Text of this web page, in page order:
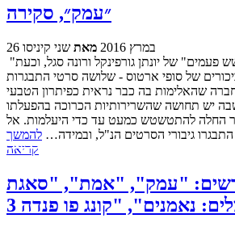
״עמק״, סקירה
26 במרץ 2016 מאת שני קיניסו
"הנוער" של תום שובל, "שש פעמים" של יונתן גורפינקל ורונה סגל, וכעת
של סופי ארטוס - שלושה סרטי התבגרות
שהאלימות בה כבר נראית כפיתרון הטבעי
שבה יש תחושה שהשרירותיות הכרוכה בהפעלתו
החלה להתטשטש כמעט עד כדי היעלמות. אל
התבגרו גיבורי הסרטים הנ"ל, ובמידה… להמשך
קריאה
"עמק", "אמת", "סאגת